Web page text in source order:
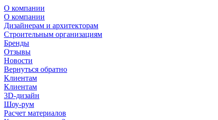
О компании
О компании
Дизайнерам и архитекторам
Строительным организациям
Бренды
Отзывы
Новости
Вернуться обратно
Клиентам
Клиентам
3D-дизайн
Шоу-рум
Расчет материалов